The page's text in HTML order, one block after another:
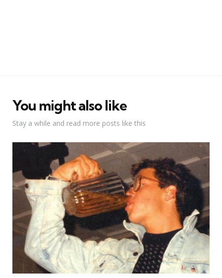
You might also like
Stay a while and read more posts like this